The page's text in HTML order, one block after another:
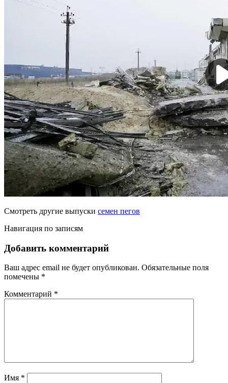
Смотреть другие выпуски семен пегов
Навигация по записям
Добавить комментарий
Ваш адрес email не будет опубликован. Обязательные поля
помечены *
Комментарий *
Имя *